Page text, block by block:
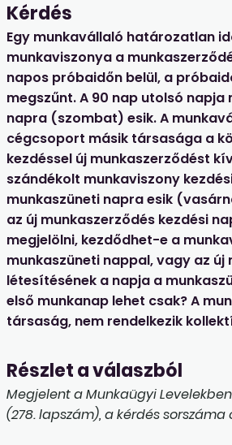
Kérdés
Egy munkavállaló határozatlan
munkaviszonya a
napos próbaidőn belül, a
megszűnt. A 90 nap utolsó napja
napra (szombat) esik. A
cégcsoport másik társasága a
kezdéssel új munkaszerződést
szándékolt munkaviszony
munkaszüneti napra esik
az új munkaszerződés kezdési
megjelölni, kezdődhet-e a
munkaszüneti nappal, vagy az új
létesítésének a napja a
első munkanap lehet csak? A
társaság, nem rendelkezik
Részlet a válaszból
Megjelent a Munkaügyi
(278. lapszám), a kérdés sorszáma